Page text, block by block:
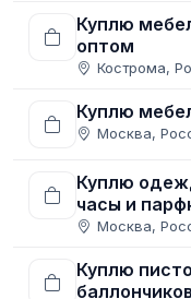
Куплю
оптом
Кострома,
Куплю
Москва,
Куплю
часы и
Москва,
Куплю